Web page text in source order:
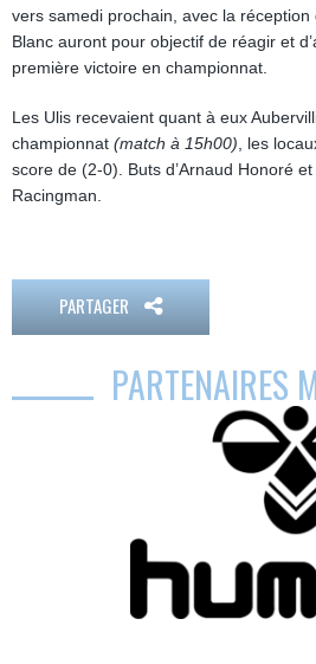
vers samedi prochain, avec la
Blanc auront pour objectif de réagir et
première victoire en championnat.
Les Ulis recevaient quant à eux
championnat (match à 15h00) , les
score de (2-0). Buts d’Arnaud Honoré
Racingman.
PARTAGER
PARTENAIRES